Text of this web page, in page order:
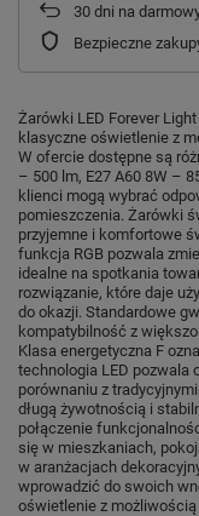
30 dni na
Bezpieczne
Żarówki LED Forever
klasyczne oświetlenie z
W ofercie dostępne są
– 500 lm, E27 A60 8W –
klienci mogą wybrać
pomieszczenia. Żarówki
przyjemne i komfortowe
funkcja RGB pozwala
idealne na spotkania
rozwiązanie, które daje
do okazji. Standardowe
kompatybilność z
Klasa energetyczna F
technologia LED pozwala
porównaniu z
długą żywotnością i
połączenie
się w mieszkaniach,
w aranżacjach
wprowadzić do swoich
oświetlenie z